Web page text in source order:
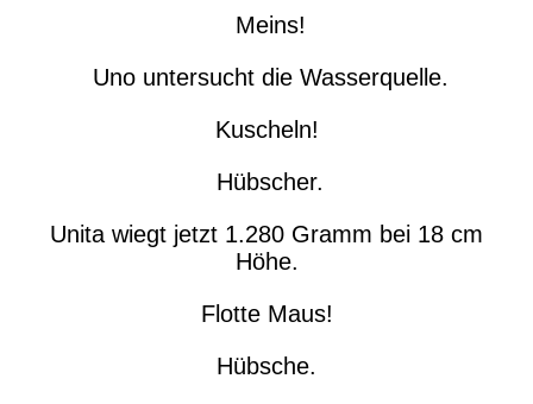
Meins!
Uno untersucht die Wasserquelle.
Kuscheln!
Hübscher.
Unita wiegt jetzt 1.280 Gramm bei 18 cm
Höhe.
Flotte Maus!
Hübsche.